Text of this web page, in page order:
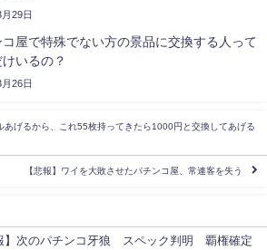
29日
コ屋で特殊でない方の景品に交換する人って
けいるの？
26日
あげるから、これ55枚持ってきたら1000円と交換してあげる
【悲報】ワイを大敗させたパチンコ屋、常連客を失う
】次のパチンコ牙狼 スペック判明 覇権確定